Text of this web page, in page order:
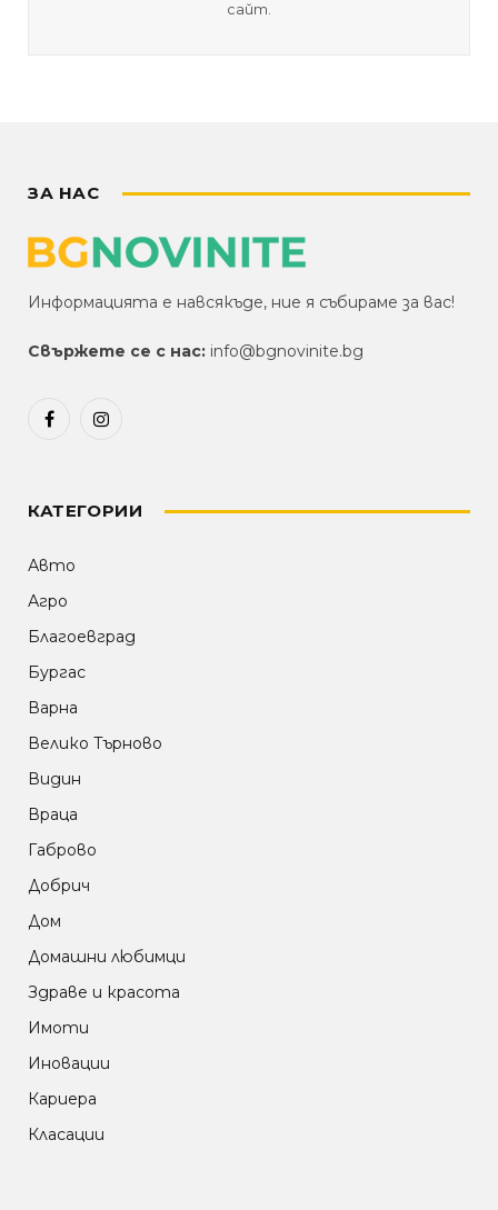
сайт.
ЗА НАС
Информацията е навсякъде, ние я събираме за вас!
Свържете се с нас: info@bgnovinite.bg
FacebookInstagram
КАТЕГОРИИ
Авто
Агро
Благоевград
Бургас
Варна
Велико Търново
Видин
Враца
Габрово
Добрич
Дом
Домашни любимци
Здраве и красота
Имоти
Иновации
Кариера
Класации